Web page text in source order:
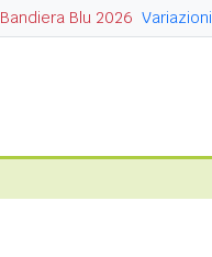
Bandiera Blu 2026 Variazioni